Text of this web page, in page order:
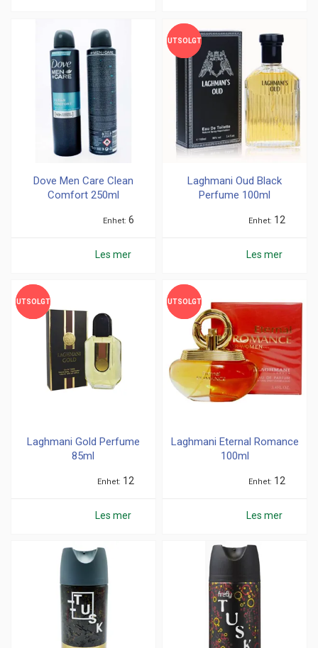
Dove Men Care Clean
Comfort 250ml
Enhet 6
Les mer
UTSOLGT
UTSOLGT
Laghmani Oud Black
Perfume 100ml
Enhet 12
Les mer
UTSOLGT
UTSOLGT
Laghmani Gold Perfume
85ml
Enhet 12
Les mer
UTSOLGT
UTSOLGT
Laghmani Eternal Romance
100ml
Enhet 12
Les mer